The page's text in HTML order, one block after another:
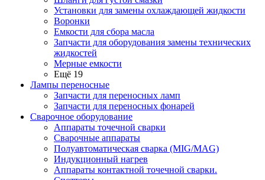
Установки для замены охлаждающей жидкости
Воронки
Емкости для сбора масла
Запчасти для оборудования замены технических
жидкостей
Мерные емкости
Ещё 19
Лампы переносные
Запчасти для переносных ламп
Запчасти для переносных фонарей
Сварочное оборудование
Аппараты точечной сварки
Сварочные аппараты
Полуавтоматическая сварка (MIG/MAG)
Индукционный нагрев
Аппараты контактной точечной сварки.